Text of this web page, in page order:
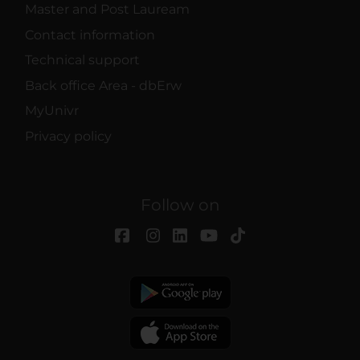
Master and Post Lauream
Contact information
Technical support
Back office Area - dbErw
MyUnivr
Privacy policy
Follow on